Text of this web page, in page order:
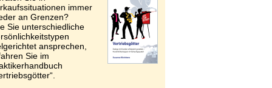
immer
an Grenzen?
Sie unterschiedliche
ansprechen,
Sie im